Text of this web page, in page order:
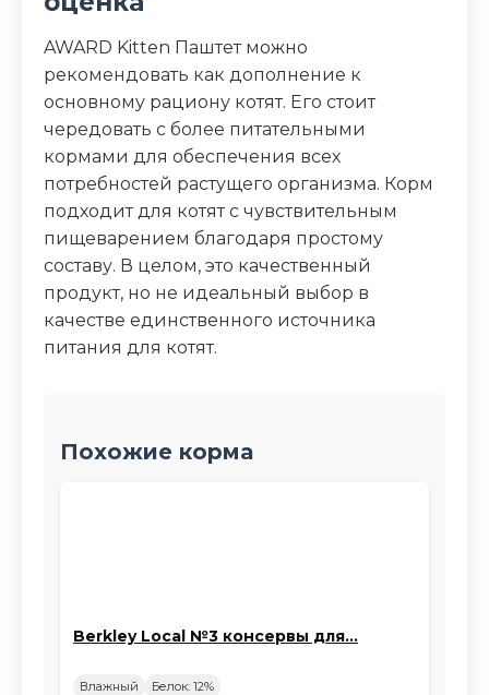
AWARD Kitten Паштет можно
рекомендовать как дополнение к
основному рациону котят. Его стоит
чередовать с более питательными
кормами для обеспечения всех
потребностей растущего организма. Корм
подходит для котят с чувствительным
пищеварением благодаря простому
составу. В целом, это качественный
продукт, но не идеальный выбор в
качестве единственного источника
питания для котят.
Похожие корма
Berkley Local №3 консервы для…
Влажный Белок: 12%